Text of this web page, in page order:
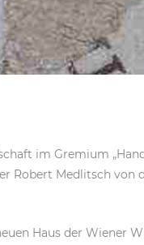
im Gremium
Robert Medlitsch
Haus der Wiener